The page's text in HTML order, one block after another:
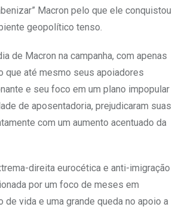
Macron pelo que ele conquistou
geopolítico tenso.
de Macron na campanha, com apenas
que até mesmo seus apoiadores
e seu foco em um plano impopular
de aposentadoria, prejudicaram suas
com um aumento acentuado da
direita eurocética e anti-imigração
por um foco de meses em
vida e uma grande queda no apoio a